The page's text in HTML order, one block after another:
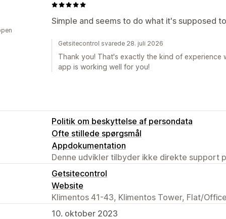
Simple and seems to do what it's supposed
Getsitecontrol svarede 28. juli 2026
Thank you! That's exactly the kind of experience
app is working well for you!
Politik om beskyttelse af persondata
Ofte stillede spørgsmål
Appdokumentation
Denne udvikler tilbyder ikke direkte support
Getsitecontrol
Website
Klimentos 41-43, Klimentos Tower, Flat/
10. oktober 2023